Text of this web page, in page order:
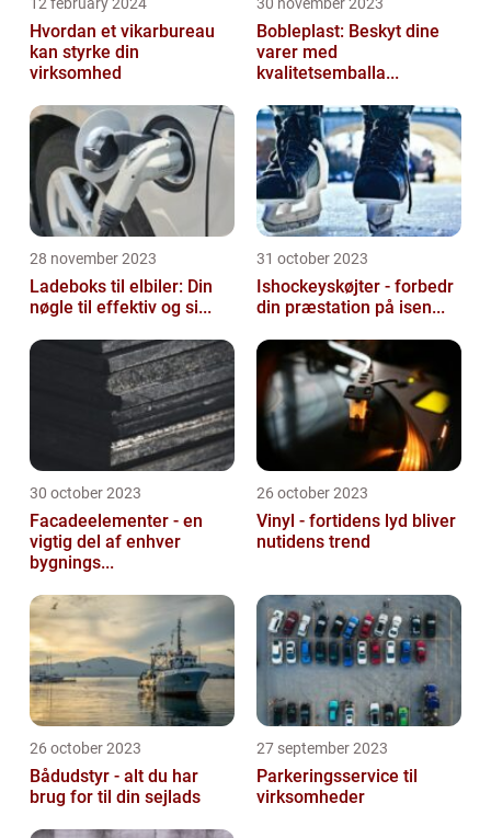
Hvordan et vikarbureau
kan styrke din
virksomhed
Bobleplast: Beskyt dine
varer med
kvalitetsemballa...
28 november 2023
Ladeboks til elbiler: Din
nøgle til effektiv og si...
31 october 2023
Ishockeyskøjter - forbedr
din præstation på isen...
30 october 2023
Facadeelementer - en
vigtig del af enhver
bygnings...
26 october 2023
Vinyl - fortidens lyd bliver
nutidens trend
26 october 2023
Bådudstyr - alt du har
brug for til din sejlads
27 september 2023
Parkeringsservice til
virksomheder